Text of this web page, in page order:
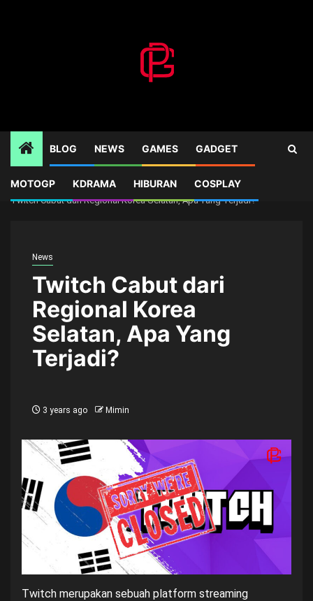
BLOG NEWS GAMES GADGET
MOTOGP KDRAMA HIBURAN COSPLAY
Home
News
Twitch Cabut dari Regional Korea Selatan, Apa Yang Terjadi?
News
Twitch Cabut dari
Regional Korea
Selatan, Apa Yang
Terjadi?
3 years ago Mimin
Twitch merupakan sebuah platform streaming